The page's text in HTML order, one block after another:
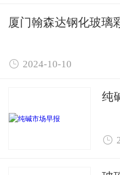
厦门翰森达钢化玻璃
 2024-10-10
纯
